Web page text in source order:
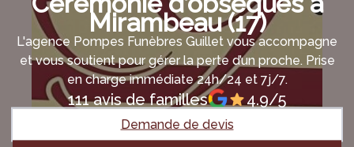
Mirambeau (17)
L'agence Pompes Funèbres Guillet vous accompagne
et vous soutient pour gérer la perte d’un proche. Prise
en charge immédiate 24h/24 et 7j/7.
111 avis de familles 4.9/5
Demande de devis